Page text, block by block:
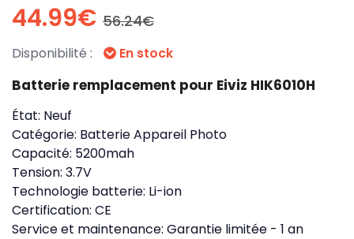
44.99€ 56.24€
Disponibilité : En stock
Batterie remplacement pour Eiviz HIK6010H
État: Neuf
Catégorie: Batterie Appareil Photo
Capacité: 5200mah
Tension: 3.7V
Technologie batterie: Li-ion
Certification: CE
Service et maintenance: Garantie limitée - 1 an